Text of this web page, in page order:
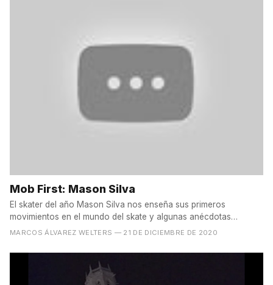
Mob First: Mason Silva
El skater del año Mason Silva nos enseña sus primeros
movimientos en el mundo del skate y algunas anécdotas
curiosas....
MARCOS ÁLVAREZ WELTERS — 21 DE DICIEMBRE DE 2020